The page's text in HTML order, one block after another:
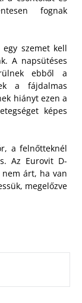
fognak
szemet kell
A napsütéses
ebből a
a fájdalmas
hiányt ezen a
képes
a felnőtteknél
Az Eurovit D-
árt, ha van
megelőzve